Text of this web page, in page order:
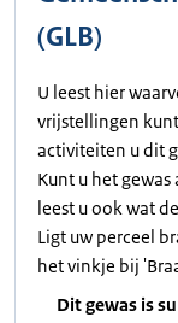
(GLB)
U leest hier
vrijstellingen
activiteiten u dit
Kunt u het
leest u ook wat
Ligt uw perceel
het vinkje bij
Dit gewas is